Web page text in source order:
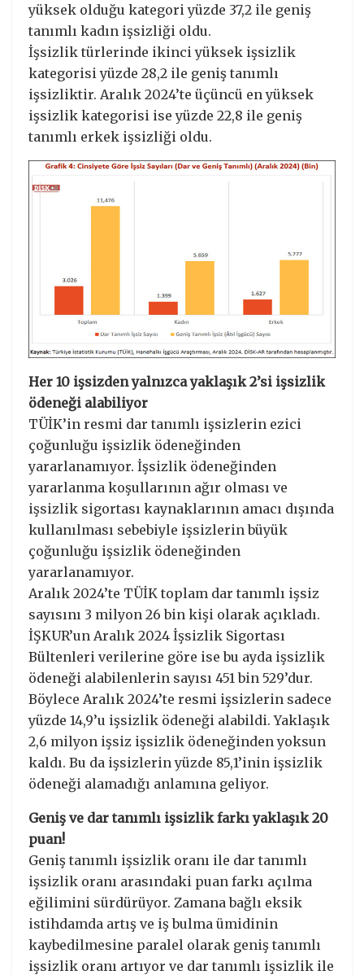
yüksek olduğu kategori yüzde 37,2 ile geniş
tanımlı kadın işsizliği oldu.
İşsizlik türlerinde ikinci yüksek işsizlik
kategorisi yüzde 28,2 ile geniş tanımlı
işsizliktir. Aralık 2024’te üçüncü en yüksek
işsizlik kategorisi ise yüzde 22,8 ile geniş
tanımlı erkek işsizliği oldu.
Her 10 işsizden yalnızca yaklaşık 2’si işsizlik
ödeneği alabiliyor
TÜİK’in resmi dar tanımlı işsizlerin ezici
çoğunluğu işsizlik ödeneğinden
yararlanamıyor. İşsizlik ödeneğinden
yararlanma koşullarının ağır olması ve
işsizlik sigortası kaynaklarının amacı dışında
kullanılması sebebiyle işsizlerin büyük
çoğunluğu işsizlik ödeneğinden
yararlanamıyor.
Aralık 2024’te TÜİK toplam dar tanımlı işsiz
sayısını 3 milyon 26 bin kişi olarak açıkladı.
İŞKUR’un Aralık 2024 İşsizlik Sigortası
Bültenleri verilerine göre ise bu ayda işsizlik
ödeneği alabilenlerin sayısı 451 bin 529’dur.
Böylece Aralık 2024’te resmi işsizlerin sadece
yüzde 14,9’u işsizlik ödeneği alabildi. Yaklaşık
2,6 milyon işsiz işsizlik ödeneğinden yoksun
kaldı. Bu da işsizlerin yüzde 85,1’inin işsizlik
ödeneği alamadığı anlamına geliyor.
Geniş ve dar tanımlı işsizlik farkı yaklaşık 20
puan!
Geniş tanımlı işsizlik oranı ile dar tanımlı
işsizlik oranı arasındaki puan farkı açılma
eğilimini sürdürüyor. Zamana bağlı eksik
istihdamda artış ve iş bulma ümidinin
kaybedilmesine paralel olarak geniş tanımlı
işsizlik oranı artıyor ve dar tanımlı işsizlik ile